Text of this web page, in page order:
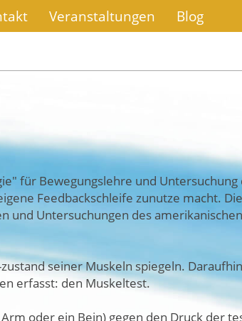
Veranstaltungen Blog
für Bewegungslehre und
Feedbackschleife zunutze macht.
und Untersuchungen des
seiner Muskeln spiegeln.
erfasst: den Muskeltest.
oder ein Bein) gegen den Druck der